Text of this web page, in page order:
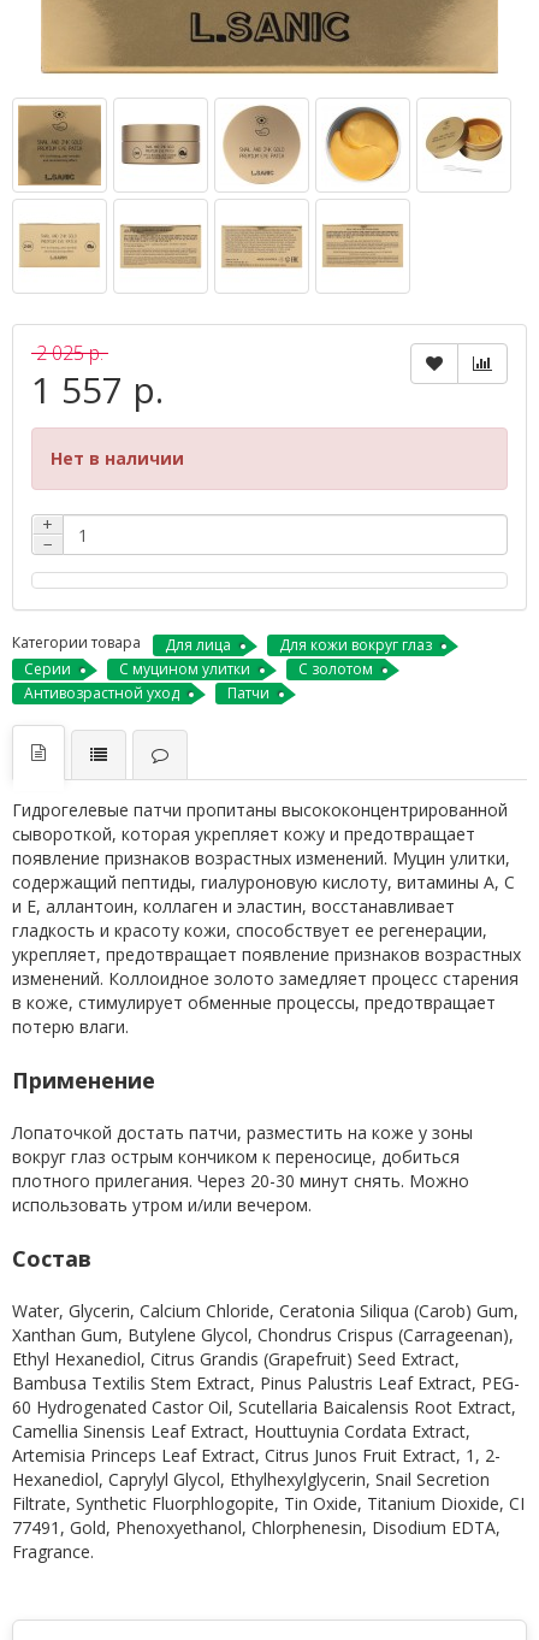
2 025 р.
1 557 р.
Нет в наличии
+
−
Категории товара Для лица
Для кожи вокруг глаз
Серии
С муцином улитки
С золотом
Антивозрастной уход
Патчи
Гидрогелевые патчи пропитаны высококонцентрированной
сывороткой, которая укрепляет кожу и предотвращает
появление признаков возрастных изменений. Муцин улитки,
содержащий пептиды, гиалуроновую кислоту, витамины А, С
и Е, аллантоин, коллаген и эластин, восстанавливает
гладкость и красоту кожи, способствует ее регенерации,
укрепляет, предотвращает появление признаков возрастных
изменений. Коллоидное золото замедляет процесс старения
в коже, стимулирует обменные процессы, предотвращает
потерю влаги.
Применение
Лопаточкой достать патчи, разместить на коже у зоны
вокруг глаз острым кончиком к переносице, добиться
плотного прилегания. Через 20-30 минут снять. Можно
использовать утром и/или вечером.
Состав
Water, Glycerin, Calcium Chloride, Ceratonia Siliqua (Carob) Gum,
Xanthan Gum, Butylene Glycol, Chondrus Crispus (Carrageenan),
Ethyl Hexanediol, Citrus Grandis (Grapefruit) Seed Extract,
Bambusa Textilis Stem Extract, Pinus Palustris Leaf Extract, PEG-
60 Hydrogenated Castor Oil, Scutellaria Baicalensis Root Extract,
Camellia Sinensis Leaf Extract, Houttuynia Cordata Extract,
Artemisia Princeps Leaf Extract, Citrus Junos Fruit Extract, 1, 2-
Hexanediol, Caprylyl Glycol, Ethylhexylglycerin, Snail Secretion
Filtrate, Synthetic Fluorphlogopite, Tin Oxide, Titanium Dioxide, CI
77491, Gold, Phenoxyethanol, Chlorphenesin, Disodium EDTA,
Fragrance.